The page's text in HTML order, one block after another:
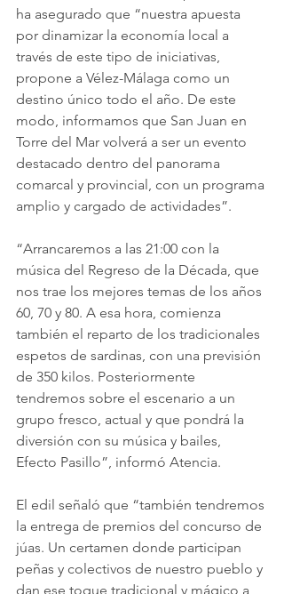
ha asegurado que “nuestra apuesta
por dinamizar la economía local a
través de este tipo de iniciativas,
propone a Vélez-Málaga como un
destino único todo el año. De este
modo, informamos que San Juan en
Torre del Mar volverá a ser un evento
destacado dentro del panorama
comarcal y provincial, con un programa
amplio y cargado de actividades”.
“Arrancaremos a las 21:00 con la
música del Regreso de la Década, que
nos trae los mejores temas de los años
60, 70 y 80. A esa hora, comienza
también el reparto de los tradicionales
espetos de sardinas, con una previsión
de 350 kilos. Posteriormente
tendremos sobre el escenario a un
grupo fresco, actual y que pondrá la
diversión con su música y bailes,
Efecto Pasillo”, informó Atencia.
El edil señaló que “también tendremos
la entrega de premios del concurso de
júas. Un certamen donde participan
peñas y colectivos de nuestro pueblo y
dan ese toque tradicional y mágico a